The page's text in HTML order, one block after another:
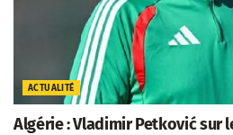
ACTUALITÉ
Algérie : Vladimir Petković sur